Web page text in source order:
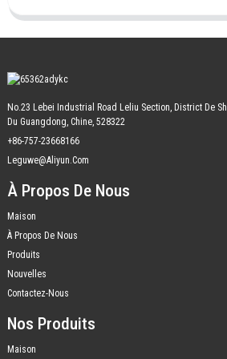
No.23 Lebei Industrial Road Leliu Section, District De
Du Guangdong, Chine, 528322
+86-757-23668166
Leguwe@aliyun.com
À Propos De Nous
Maison
À Propos De Nous
Produits
Nouvelles
Contactez-Nous
Nos Produits
Maison